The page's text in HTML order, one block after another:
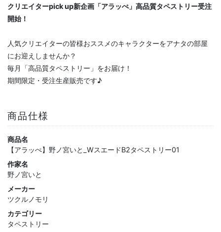
クリエイターpick up新企画「アラッぺ」高品質タペストリー受注
開始！
人気クリエイターの皆様おススメのキャラクターをアナタの部屋
にお迎えしませんか？
毎月「高品質タペストリー」をお届け！
期間限定・受注生産販売です♪
商品仕様
商品名
【アラッぺ】野ノ宮いと_WスエードB2タペストリー01
作家名
野ノ宮いと
メーカー
ツクルノモリ
カテゴリー
タペストリー